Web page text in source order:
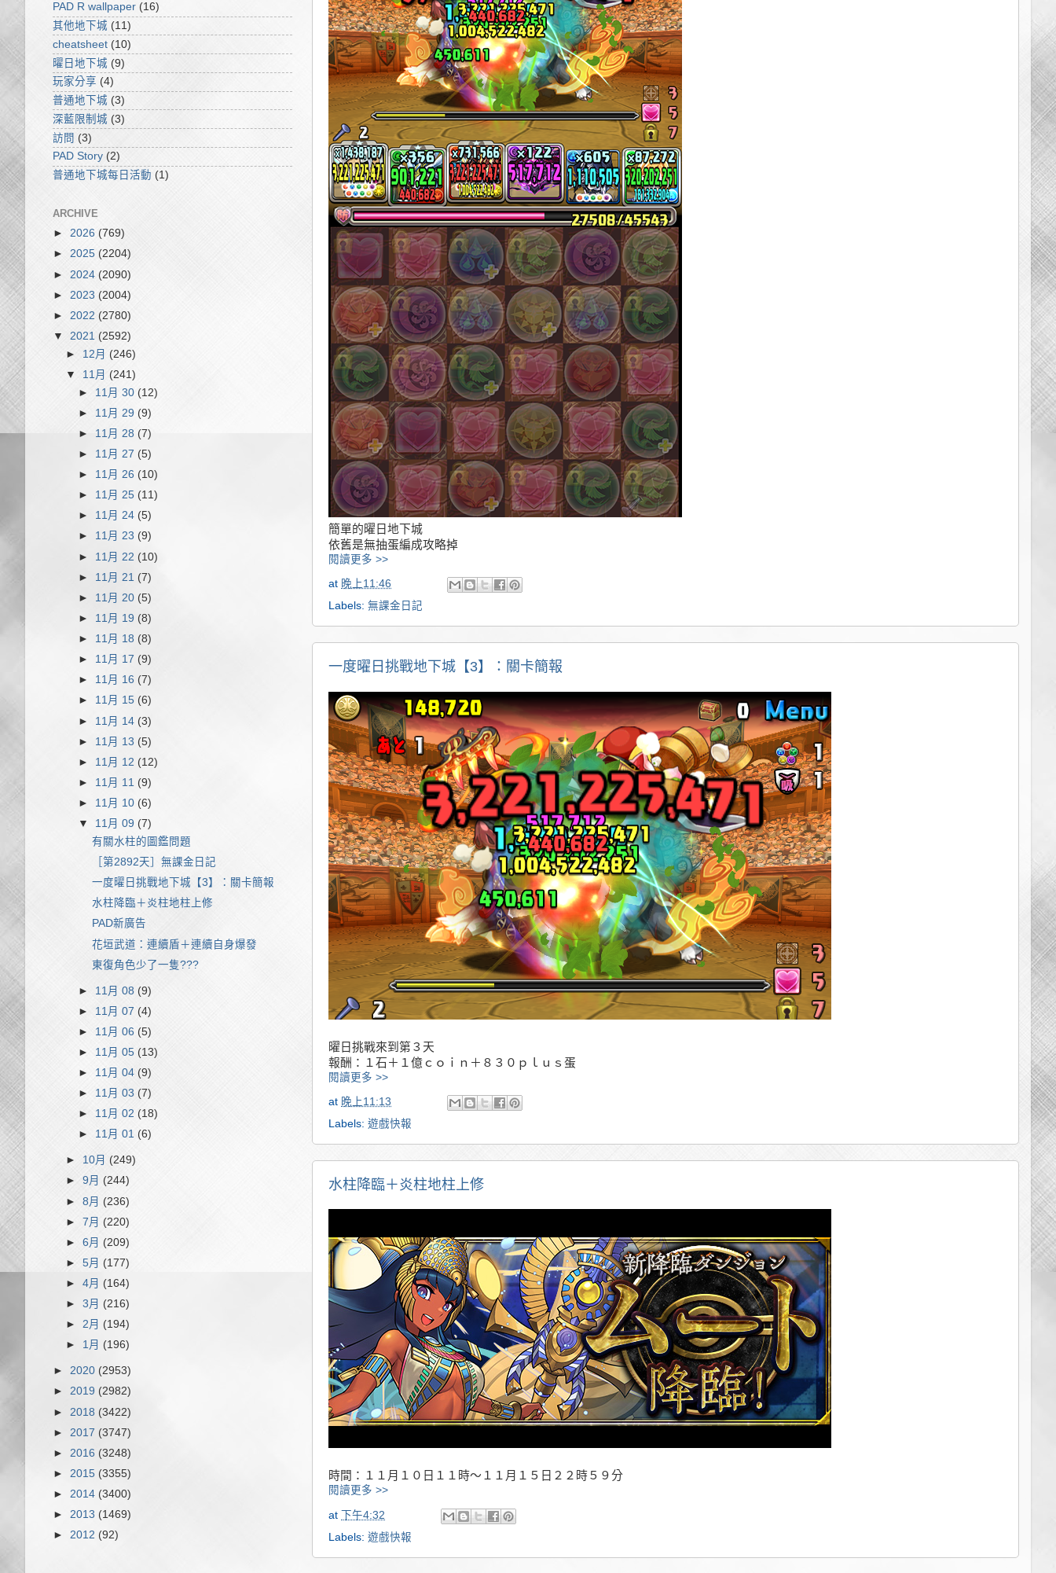
簡單的曜日地下城
依舊是無抽蛋編成攻略掉
閱讀更多 >>
at 晚上11:46
Labels: 無課金日記
一度曜日挑戰地下城【3】：關卡簡報
曜日挑戰來到第３天
報酬：１石＋１億ｃｏｉｎ＋８３０ｐｌｕｓ蛋
閱讀更多 >>
at 晚上11:13
Labels: 遊戲快報
水柱降臨＋炎柱地柱上修
時間：１１月１０日１１時～１１月１５日２２時５９分
閱讀更多 >>
at
下午4:32
Labels: 遊戲快報
PAD R wallpaper (16)
其他地下城 (11)
cheatsheet (10)
曜日地下城 (9)
玩家分享 (4)
普通地下城 (3)
深藍限制城 (3)
訪問 (3)
PAD Story (2)
普通地下城每日活動 (1)
ARCHIVE
► 2026 (769)
► 2025 (2204)
► 2024 (2090)
► 2023 (2004)
► 2022 (2780)
▼ 2021 (2592)
► 12月(246)
▼ 11月(241)
► 11月 30(12)
► 11月 29(9)
► 11月 28(7)
► 11月 27 (5)
► 11月 26 (10)
► 11月 25 (11)
► 11月 24 (5)
► 11月 23 (9)
► 11月 22 (10)
► 11月 21 (7)
► 11月 20 (5)
► 11月 19 (8)
► 11月 18 (8)
► 11月 17 (9)
► 11月 16 (7)
► 11月 15 (6)
► 11月 14 (3)
► 11月 13 (5)
► 11月 12 (12)
► 11月 11 (9)
► 11月 10 (6)
▼ 11月 09 (7)
有關水柱的圖鑑問題
［第2892天］無課金日記
一度曜日挑戰地下城【3】：關卡簡報
水柱降臨＋炎柱地柱上修
PAD新廣告
花垣武道：連續盾＋連續自身爆發
東復角色少了一隻???
► 11月 08(9)
► 11月 07(4)
► 11月 06 (5)
► 11月 05 (13)
► 11月 04(9)
► 11月 03 (7)
► 11月 02 (18)
► 11月 01 (6)
► 10月 (249)
►9月(244)
►8月 (236)
►7月(220)
►6月 (209)
►5月 (177)
►4月 (164)
►3月 (216)
►2月 (194)
► 1月 (196)
► 2020 (2953)
► 2019 (2982)
► 2018 (3422)
► 2017 (3747)
► 2016 (3248)
► 2015 (3355)
► 2014 (3400)
► 2013 (1469)
► 2012 (92)